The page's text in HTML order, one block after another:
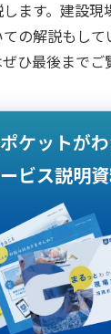
ます。建設現
の解説もし
ひ最後までご
ケットが
ビス説明